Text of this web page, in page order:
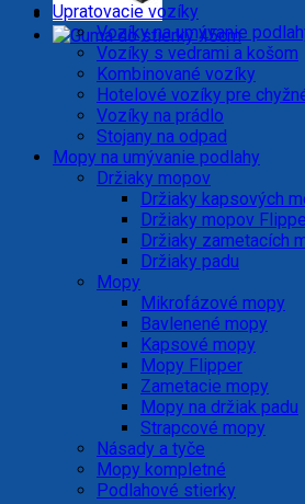
Upratovacie vozíky
Vozíky na umývanie
Vozíky s vedrami a košom
Kombinované vozíky
Hotelové vozíky pre
Vozíky na prádlo
Stojany na odpad
Mopy na umývanie podlahy
Držiaky mopov
Držiaky kapsových
Držiaky mopov
Držiaky zametacích
Držiaky padu
Mopy
Mikrofázové mopy
Bavlenené mopy
Kapsové mopy
Mopy Flipper
Zametacie mopy
Mopy na držiak padu
Strapcové mopy
Násady a tyče
Mopy kompletné
Podlahové stierky